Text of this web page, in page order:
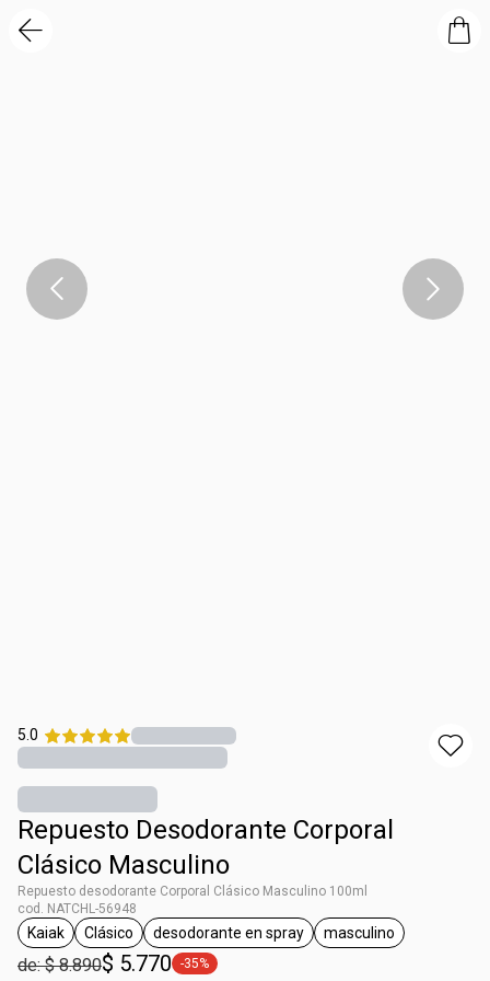
5.0
Repuesto Desodorante Corporal
Clásico Masculino
Repuesto desodorante Corporal Clásico Masculino 100ml
cod. NATCHL-56948
general.tag Kaiak
Kaiak
general.tag Clásico
Clásico
general.tag desodorante en spray
desodorante en spray
general.tag
masculino
de: $ 8.890$ 5.770 general.tag -35%
-35%